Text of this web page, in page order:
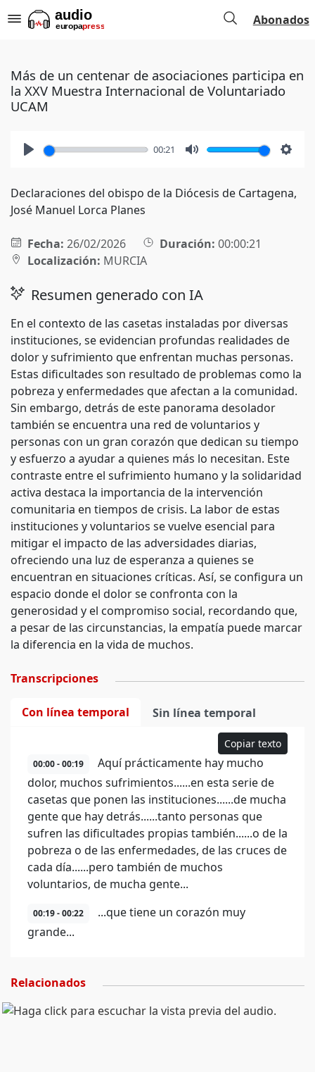
Abonados
Más de un centenar de asociaciones participa en
la XXV Muestra Internacional de Voluntariado
UCAM
00:21
Declaraciones del obispo de la Diócesis de Cartagena,
José Manuel Lorca Planes
Fecha: 26/02/2026 Duración: 00:00:21
Localización: MURCIA
Resumen generado con IA
En el contexto de las casetas instaladas por diversas
instituciones, se evidencian profundas realidades de
dolor y sufrimiento que enfrentan muchas personas.
Estas dificultades son resultado de problemas como la
pobreza y enfermedades que afectan a la comunidad.
Sin embargo, detrás de este panorama desolador
también se encuentra una red de voluntarios y
personas con un gran corazón que dedican su tiempo
y esfuerzo a ayudar a quienes más lo necesitan. Este
contraste entre el sufrimiento humano y la solidaridad
activa destaca la importancia de la intervención
comunitaria en tiempos de crisis. La labor de estas
instituciones y voluntarios se vuelve esencial para
mitigar el impacto de las adversidades diarias,
ofreciendo una luz de esperanza a quienes se
encuentran en situaciones críticas. Así, se configura un
espacio donde el dolor se confronta con la
generosidad y el compromiso social, recordando que,
a pesar de las circunstancias, la empatía puede marcar
la diferencia en la vida de muchos.
Transcripciones
Con línea temporal Sin línea temporal
Copiar texto
00:00 - 00:19
Aquí prácticamente hay mucho
dolor, muchos sufrimientos......en esta serie de
casetas que ponen las instituciones......de mucha
gente que hay detrás......tanto personas que
sufren las dificultades propias también......o de la
pobreza o de las enfermedades, de las cruces de
cada día......pero también de muchos
voluntarios, de mucha gente...
00:19 - 00:22
...que tiene un corazón muy
grande...
Relacionados